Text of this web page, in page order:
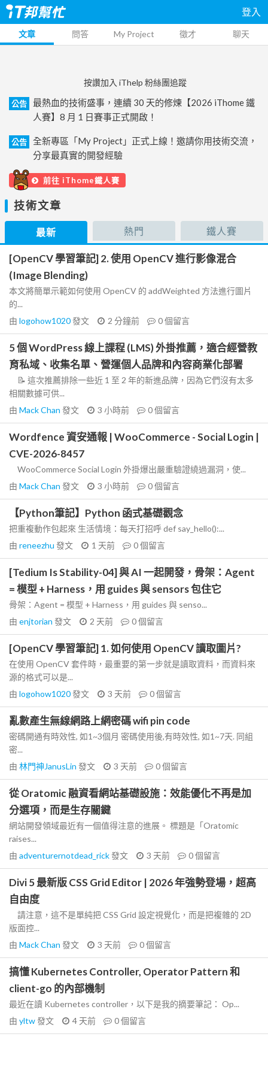
登入
文章 問答 My Project 徵才 聊天
按讚加入 iThelp 粉絲團追蹤
公告
最熱血的技術盛事，連續 30 天的修煉【2026 iThome 鐵
人賽】8 月 1 日賽事正式開啟！
公告
全新專區「My Project」正式上線！邀請你用技術交流，
分享最真實的開發經驗
前往 iThome鐵人賽
技術文章
最新 熱門 鐵人賽
[OpenCV 學習筆記] 2. 使用 OpenCV 進行影像混合
(Image Blending)
本文將簡單示範如何使用 OpenCV 的 addWeighted 方法進行圖片
的...
由 logohow1020發文 2 分鐘前 0個留言
5 個 WordPress 線上課程 (LMS) 外掛推薦，適合經營教
育私域、收集名單、營運個人品牌和內容商業化部署
📝 這次推薦排除一些近 1 至 2 年的新進品牌，因為它們沒有太多
相關數據可供...
由 Mack Chan 發文 3 小時前 0個留言
Wordfence 資安通報 | WooCommerce - Social Login |
CVE-2026-8457
WooCommerce Social Login 外掛爆出嚴重驗證繞過漏洞，使...
由 Mack Chan 發文 3 小時前 0個留言
【Python筆記】Python 函式基礎觀念
把重複動作包起來 生活情境：每天打招呼 def say_hello():...
由 reneezhu 發文 1 天前 0個留言
[Tedium Is Stability-04] 與 AI 一起開發，骨架：Agent
= 模型 + Harness，用 guides 與 sensors 包住它
骨架：Agent = 模型 + Harness，用 guides 與 senso...
由 enjtorian 發文 2 天前 0個留言
[OpenCV 學習筆記] 1. 如何使用 OpenCV 讀取圖片?
在使用 OpenCV 套件時，最重要的第一步就是讀取資料，而資料來
源的格式可以是...
由 logohow1020發文 3 天前 0個留言
亂數產生無線網路上網密碼 wifi pin code
密碼開通有時效性, 如1~3個月 密碼使用後,有時效性, 如1~7天. 同組
密...
由 林門神JanusLin 發文 3 天前 0個留言
從 Oratomic 融資看網站基礎設施：效能優化不再是加
分選項，而是生存關鍵
網站開發領域最近有一個值得注意的進展。 標題是「Oratomic
raises...
由 adventurernotdead_rick發文 3 天前 0個留言
Divi 5 最新版 CSS Grid Editor | 2026 年強勢登場，超高
自由度
請注意，這不是單純把 CSS Grid 設定視覺化，而是把複雜的 2D
版面控...
由 Mack Chan 發文 3 天前 0個留言
搞懂 Kubernetes Controller, Operator Pattern 和
client-go 的內部機制
最近在讀 Kubernetes controller，以下是我的摘要筆記： Op...
由 yltw發文 4 天前 0個留言